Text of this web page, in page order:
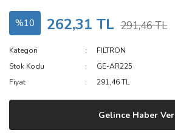
%10 262,31 TL 291,46 TL
Kategori
FILTRON
Stok Kodu
GE-AR225
Fiyat
291,46 TL
Gelince Haber Ver